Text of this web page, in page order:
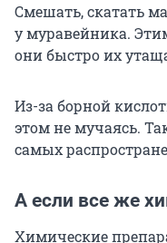
Смешать, скатать
у муравейника.
они быстро их
Из-за борной
этом не мучаясь.
самых
А если все же
Химические